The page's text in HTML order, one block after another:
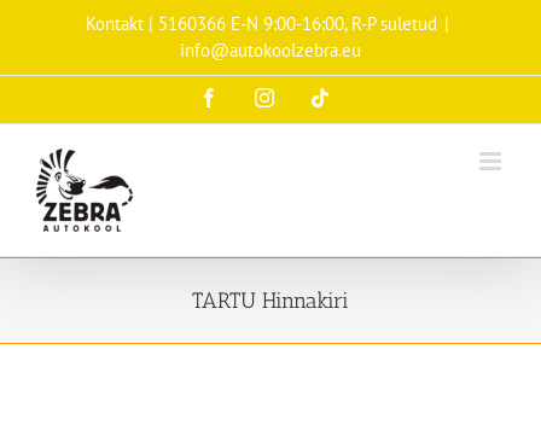
Kontakt | 5160366 E-N 9:00-16:00, R-P suletud |
info@autokoolzebra.eu
FacebookInstagram
TARTU Hinnakiri